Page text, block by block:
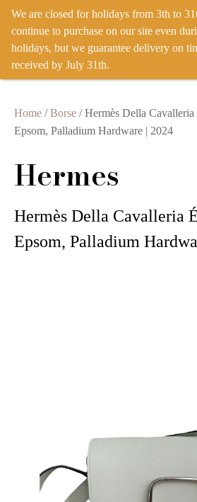
Home /Borse / Hermès Della
Epsom, Palladium Hardware | 2024
Hermes
Hermès Della Cavalleria
Epsom, Palladium
We are closed for holidays from 3th to
continue to purchase on our site even
holidays, but we guarantee delivery on
received by July 31th.